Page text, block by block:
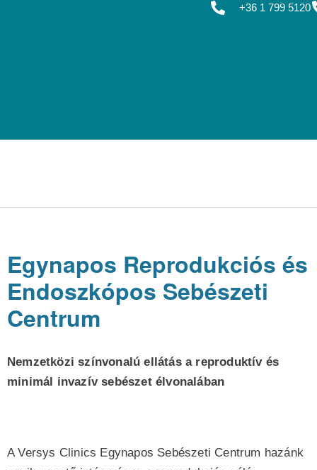
+36 1 799 5120
Egynapos Reprodukciós és
Endoszkópos Sebészeti
Centrum
Nemzetközi színvonalú ellátása reproduktív és
minimál invazív sebészet élvonalában
A Versys Clinics Egynapos Sebészeti Centrum hazánk